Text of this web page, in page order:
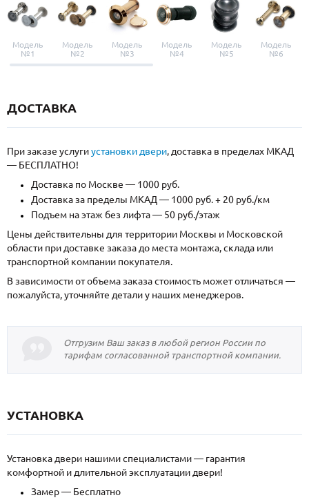
Модель
№1
Модель
№2
Модель
№3
Модель
№4
Модель
№5
Модель
№6
ДОСТАВКА
При заказе услугиустановки двери, доставка в пределах МКАД
— БЕСПЛАТНО!
Доставка по Москве — 1000 руб.
Доставка за пределы МКАД — 1000 руб. + 20 руб./км
Подъем на этаж без лифта — 50 руб./этаж
Цены действительны для территории Москвы и Московской
области при доставке заказа до места монтажа, склада или
транспортной компании покупателя.
В зависимости от объема заказа стоимость может отличаться —
пожалуйста, уточняйте детали у наших менеджеров.
Отгрузим Ваш заказ в любой регион России по
тарифам согласованной транспортной компании.
УСТАНОВКА
Установка двери нашими специалистами — гарантия
комфортной и длительной эксплуатации двери!
Замер — Бесплатно